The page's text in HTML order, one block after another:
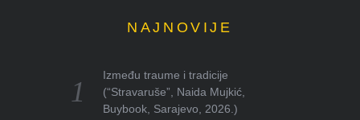
NAJNOVIJE
Između traume i tradicije
(“Stravaruše”, Naida Mujkić,
Buybook, Sarajevo, 2026.)